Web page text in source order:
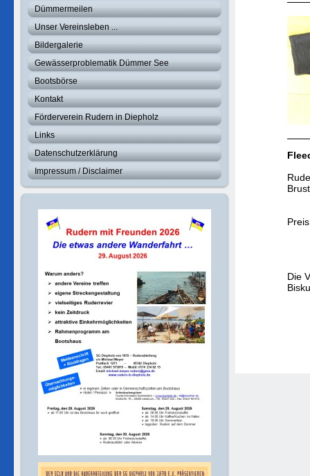
Dümmermeilen
Unser Vereinsleben ...
Bildergalerie
Gewässerproblematik Dümmer See
Bootsbörse
Kontakt
Förderverein Rudern in Diepholz
Links
Datenschutzerklärung
Impressum / Disclaimer
Die